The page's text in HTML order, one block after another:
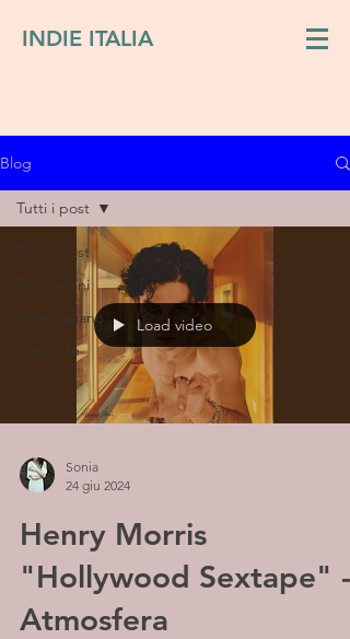
INDIE ITALIA
Blog
Tutti i post
Recensioni
Indie italiano
Interviste
Tutti i post
Load video
Sonia
24 giu 2024
Henry Morris
"Hollywood Sextape" -
Atmosfera